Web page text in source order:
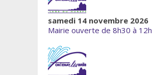
samedi 14 novembre 2026
Mairie ouverte de 8h30 à 12h